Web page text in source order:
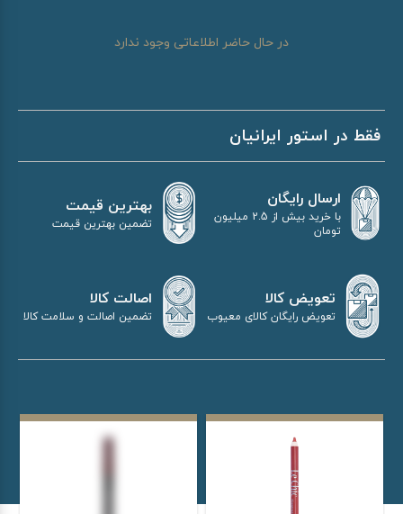
در حال حاضر اطلاعاتی وجود ندارد
فقط در استور ایرانیان
ارسال رایگان
با خرید بیش از 2.5 میلیون
تومان
بهترین قیمت
تضمین بهترین قیمت
تعویض کالا
تعویض رایگان کالای معیوب
اصالت کالا
تضمین اصالت و سلامت کالا